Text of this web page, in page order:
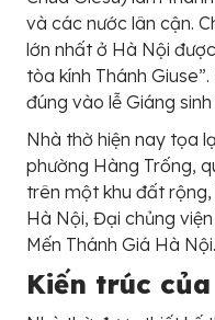
và các nước lân cận.
lớn nhất ở Hà Nội
tòa kính Thánh
đúng vào lễ Giáng
Nhà thờ hiện nay tọa
phường Hàng Trống,
trên một khu đất
Hà Nội, Đại chủng
Mến Thánh Giá Hà Nội.
Kiến trúc